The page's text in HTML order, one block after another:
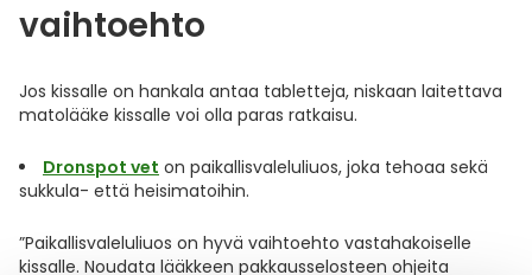
vaihtoehto
Jos kissalle on hankala antaa tabletteja, niskaan laitettava
matolääke kissalle voi olla paras ratkaisu.
Dronspot vet on paikallisvaleluliuos, joka tehoaa sekä
sukkula- että heisimatoihin.
”Paikallisvaleluliuos on hyvä vaihtoehto vastahakoiselle
kissalle. Noudata lääkkeen pakkausselosteen ohjeita